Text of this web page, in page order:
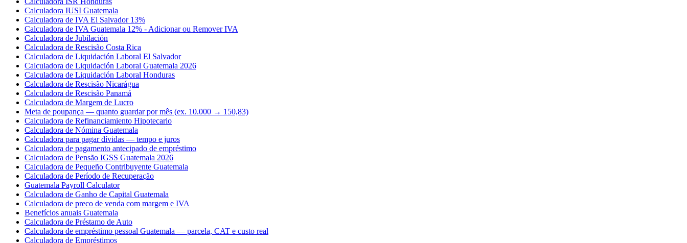
Calculadora IUSI Guatemala
Calculadora de IVA El Salvador 13%
Calculadora de IVA Guatemala 12% - Adicionar ou Remover IVA
Calculadora de Jubilación
Calculadora de Rescisão Costa Rica
Calculadora de Liquidación Laboral El Salvador
Calculadora de Liquidación Laboral Guatemala 2026
Calculadora de Liquidación Laboral Honduras
Calculadora de Rescisão Nicarágua
Calculadora de Rescisão Panamá
Calculadora de Margem de Lucro
Meta de poupança — quanto guardar por mês (ex. 10.000 → 150,83)
Calculadora de Refinanciamiento Hipotecario
Calculadora de Nómina Guatemala
Calculadora para pagar dívidas — tempo e juros
Calculadora de pagamento antecipado de empréstimo
Calculadora de Pensão IGSS Guatemala 2026
Calculadora de Pequeño Contribuyente Guatemala
Calculadora de Período de Recuperação
Guatemala Payroll Calculator
Calculadora de Ganho de Capital Guatemala
Calculadora de preco de venda com margem e IVA
Benefícios anuais Guatemala
Calculadora de Préstamo de Auto
Calculadora de empréstimo pessoal Guatemala — parcela, CAT e custo real
Calculadora de Empréstimos